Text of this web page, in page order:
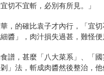
切不宜斬，必別有所見。」
，的確比袁子才內行，「宜
醬」，肉汁損失過甚，難怪便
譜，甚麼「八大菜系」、「
」法，斬成肉醬然後整治，